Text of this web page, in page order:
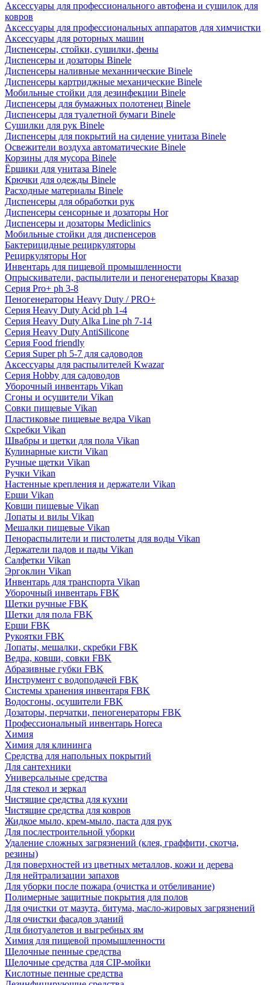
Аксессуары для профессионального автофена и сушилок для
ковров
Аксессуары для профессиональных аппаратов для химчистки
Аксессуары для роторных машин
Диспенсеры, стойки, сушилки, фены
Диспенсеры и дозаторы Binele
Диспенсеры наливные механнические Binele
Диспенсеры картриджные механические Binele
Мобильные стойки для дезинфекции Binele
Диспенсеры для бумажных полотенец Binele
Диспенсеры для туалетной бумаги Binele
Сушилки для рук Binele
Диспенсеры для покрытий на сидение унитаза Binele
Освежители воздуха автоматические Binele
Корзины для мусора Binele
Ёршики для унитаза Binele
Крючки для одежды Binele
Расходные материалы Binele
Диспенсеры для обработки рук
Диспенсеры сенсорные и дозаторы Hor
Диспенсеры и дозаторы Mediclinics
Мобильные стойки для диспенсеров
Бактерицидные рециркуляторы
Рециркуляторы Hor
Инвентарь для пищевой промышленности
Опрыскиватели, распылители и пеногенераторы Квазар
Серия Pro+ ph 3-8
Пеногенераторы Heavy Duty / PRO+
Серия Heavy Duty Acid ph 1-4
Серия Heavy Duty Alka Line ph 7-14
Серия Heavy Duty AntiSilicone
Серия Food friendly
Серия Super ph 5-7 для садоводов
Аксессуары для распылителей Kwazar
Серия Hobby для садоводов
Уборочный инвентарь Vikan
Сгоны и осушители Vikan
Совки пищевые Vikan
Пластиковые пищевые ведра Vikan
Скребки Vikan
Швабры и щетки для пола Vikan
Кулинарные кисти Vikan
Ручные щетки Vikan
Ручки Vikan
Настенные крепления и держатели Vikan
Ерши Vikan
Ковши пищевые Vikan
Лопаты и вилы Vikan
Мешалки пищевые Vikan
Пенораспылители и пистолеты для воды Vikan
Держатели падов и пады Vikan
Салфетки Vikan
Эргоклин Vikan
Инвентарь для транспорта Vikan
Уборочный инвентарь FBK
Щетки ручные FBK
Щетки для пола FBK
Ерши FBK
Рукоятки FBK
Лопаты, мешалки, скребки FBK
Ведра, ковши, совки FBK
Абразивные губки FBK
Инструмент с водоподачей FBK
Системы хранения инвентаря FBK
Водосгоны, осушители FBK
Дозаторы, перчатки, пеногенераторы FBK
Профессиональный инвентарь Horeca
Химия
Химия для клининга
Средства для напольных покрытий
Для сантехники
Универсальные средства
Для стекол и зеркал
Чистящие средства для кухни
Чистящие средства для ковров
Жидкое мыло, крем-мыло, паста для рук
Для послестроительной уборки
Удаление сложных загрязнений (клея, граффити, скотча,
резины)
Для поверхностей из цветных металлов, кожи и дерева
Для нейтрализации запахов
Для уборки после пожара (очистка и отбеливание)
Полимерные защитные покрытия для полов
Для очистки от мазута, битума, масло-жировых загрязнений
Для очистки фасадов зданий
Для биотуалетов и выгребных ям
Химия для пищевой промышленности
Щелочные пенные средства
Щелочные средства для CIP-мойки
Кислотные пенные средства